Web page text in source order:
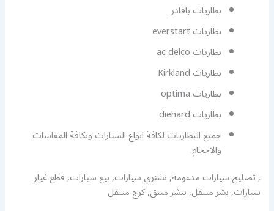
بطاريات باقادر
بطاريات everstart
بطاريات ac delco
بطاريات Kirkland
بطاريات optima
بطاريات diehard
جميع البطاريات لكافة انواع السيارات وبكافة المقاسات
والاحجام.
, تصليح سيارات مدعومة, نشتري سيارات, بيع سيارات, قطع غيار
سيارات, بشر متنقل, بنشر متنق, كرج متنقل